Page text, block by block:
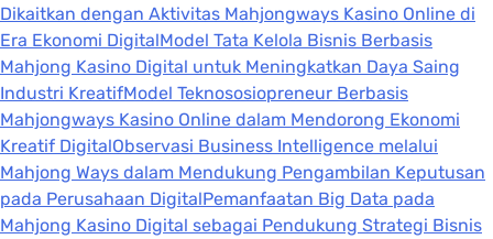
Dikaitkan dengan Aktivitas Mahjongways Kasino Online di
Era Ekonomi DigitalModel Tata Kelola Bisnis Berbasis
Mahjong Kasino Digital untuk Meningkatkan Daya Saing
Industri KreatifModel Teknososiopreneur Berbasis
Mahjongways Kasino Online dalam Mendorong Ekonomi
Kreatif DigitalObservasi Business Intelligence melalui
Mahjong Ways dalam Mendukung Pengambilan Keputusan
pada Perusahaan DigitalPemanfaatan Big Data pada
Mahjong Kasino Digital sebagai Pendukung Strategi Bisnis